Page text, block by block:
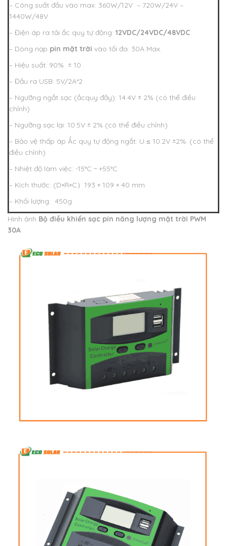
– Công suất đầu vào max: 360W/12V – 720W/24V –
1440W/48V
– Điện áp ra tải ắc quy tự động: 12VDC/24VDC/48VDC
– Dòng nạp pin mặt trời vào tối đa: 30A Max.
– Hiệu suất: 90% ± 10
– Đầu ra USB: 5V/2A*2
– Ngưỡng ngắt sạc (ắcquy đầy): 14.4V ± 2% (có thể điều
chỉnh)
– Ngưỡng sạc lại: 10.5V ± 2% (có thể điều chỉnh)
– Bảo vệ thấp áp Ắc quy tự động ngắt: U ≤ 10.2V ±2%. (có thể
điều chỉnh)
– Nhiệt độ làm việc: -15°C ~ +55°C
– Kích thước: (D×R×C）193 × 109 × 40 mm
– Khối lượng: 450g
Hình ảnh Bộ điều khiển sạc pin năng lượng mặt trời PWM
30A